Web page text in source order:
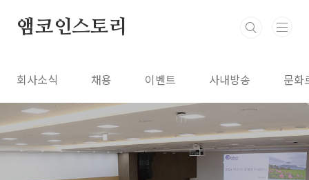
앰코인스토리
회사소식 채용 이벤트 사내방송 문화